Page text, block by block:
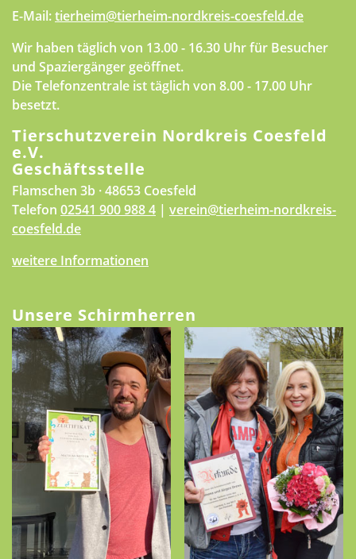
E-Mail:tierheim@tierheim-nordkreis-coesfeld.de
Wir haben täglich von 13.00 - 16.30 Uhr für Besucher
und Spaziergänger geöffnet.
Die Telefonzentrale ist täglich von 8.00 - 17.00 Uhr
besetzt.
Tierschutzverein Nordkreis Coesfeld
e.V.
Geschäftsstelle
Flamschen 3b · 48653 Coesfeld
Telefon 02541 900 988 4 | verein@tierheim-nordkreis-
coesfeld.de
weitere Informationen
Unsere Schirmherren